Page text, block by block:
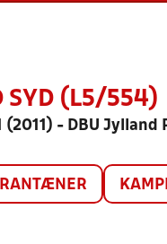
SYD (L5/554)
(2011) - DBU Jylland